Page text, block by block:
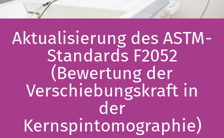
Aktualisierung des ASTM-
Standards F2052
(Bewertung der
Verschiebungskraft in
der
Kernspintomographie)